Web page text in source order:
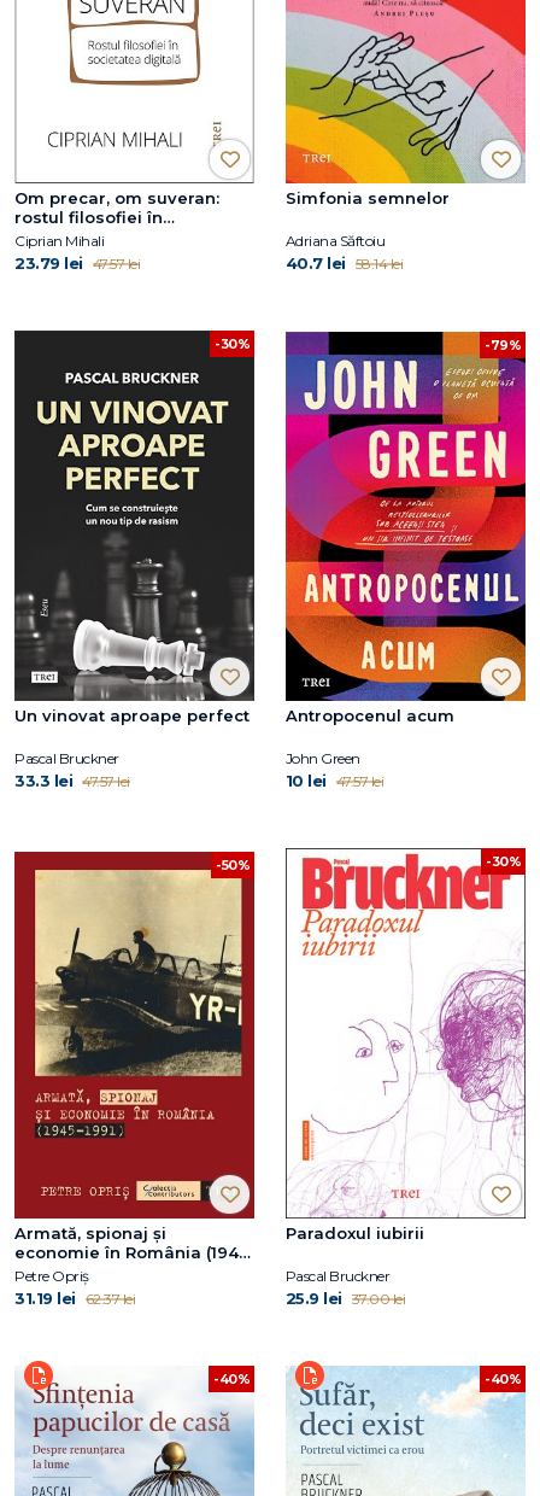
Om precar, om suveran:
rostul filosofiei în
societatea digitală
Ciprian Mihali
23.79 lei 47.57 lei
Simfonia semnelor
Adriana Săftoiu
40.7 lei 58.14 lei
-30%
Un vinovat aproape perfect
Pascal Bruckner
33.3 lei 47.57 lei
-79%
Antropocenul acum
John Green
10 lei 47.57 lei
-50%
Armată, spionaj și
economie în România (1945-
1991)
Petre Opriș
31.19 lei 62.37 lei
-30%
Paradoxul iubirii
Pascal Bruckner
25.9 lei 37.00 lei
-40% -40%